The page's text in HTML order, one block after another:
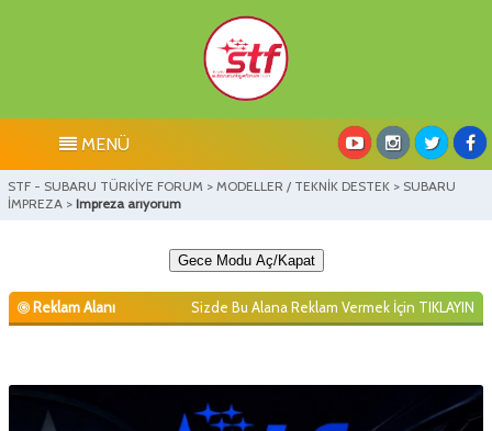
MENÜ
STF - SUBARU TÜRKİYE FORUM > MODELLER / TEKNİK DESTEK > SUBARU
İMPREZA > Impreza arıyorum
Gece Modu Aç/Kapat
Reklam Alanı Sizde Bu Alana Reklam Vermek İçin TIKLAYIN